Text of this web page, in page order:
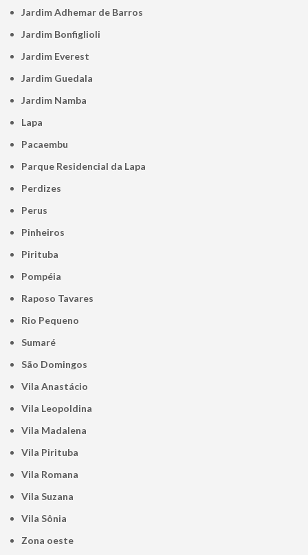
Jardim Adhemar de Barros
Jardim Bonfiglioli
Jardim Everest
Jardim Guedala
Jardim Namba
Lapa
Pacaembu
Parque Residencial da Lapa
Perdizes
Perus
Pinheiros
Pirituba
Pompéia
Raposo Tavares
Rio Pequeno
Sumaré
São Domingos
Vila Anastácio
Vila Leopoldina
Vila Madalena
Vila Pirituba
Vila Romana
Vila Suzana
Vila Sônia
Zona oeste